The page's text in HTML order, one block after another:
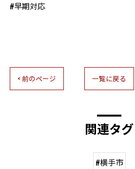
#早期対応
< 前のページ 一覧に戻る
関連タグ
#横手市